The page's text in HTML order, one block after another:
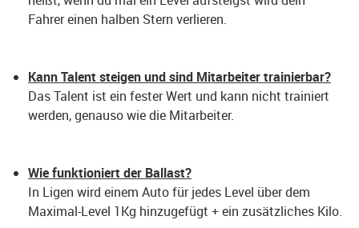
Fahrer einen halben Stern verlieren.
Kann Talent steigen und sind Mitarbeiter trainierbar?
Das Talent ist ein fester Wert und kann nicht trainiert
werden, genauso wie die Mitarbeiter.
Wie funktioniert der Ballast?
In Ligen wird einem Auto für jedes Level über dem
Maximal-Level 1Kg hinzugefügt + ein zusätzliches Kilo.